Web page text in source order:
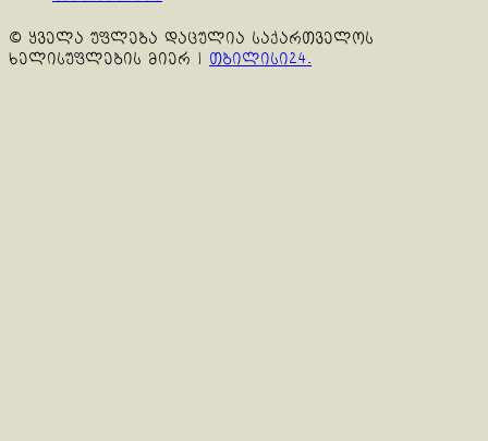
© ყველა უფლება დაცულია საქართველოს
ხელისუფლების მიერ | თბილისი24.